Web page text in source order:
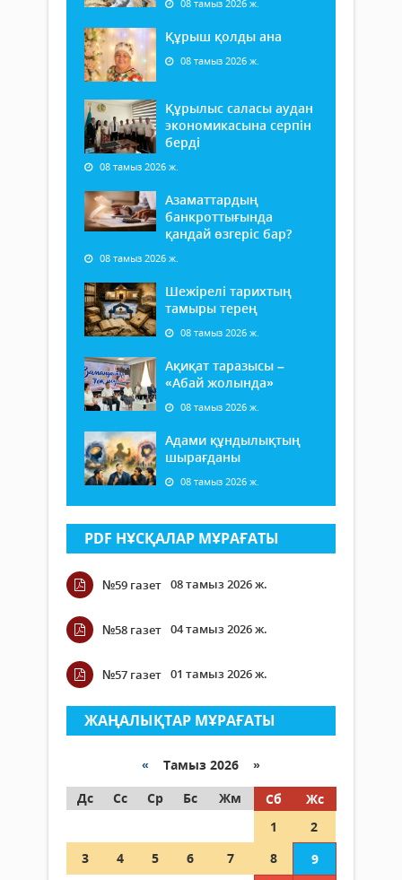
08 тамыз 2026 ж.
Құрыш қолды ана
08 тамыз 2026 ж.
Құрылыс саласы аудан
экономикасына серпін
берді
08 тамыз 2026 ж.
Азаматтардың
банкроттығында
қандай өзгеріс бар?
08 тамыз 2026 ж.
Шежірелі тарихтың
тамыры терең
08 тамыз 2026 ж.
Ақиқат таразысы –
«Абай жолында»
08 тамыз 2026 ж.
Адами құндылықтың
шырағданы
08 тамыз 2026 ж.
PDF НҰСҚАЛАР МҰРАҒАТЫ
№59 газет 08 тамыз 2026 ж.
№58 газет 04 тамыз 2026 ж.
№57 газет 01 тамыз 2026 ж.
ЖАҢАЛЫҚТАР МҰРАҒАТЫ
« Тамыз 2026 »
Дс
Сс Ср Бс Жм Сб
Жс
1
2
3
4 5 6 7 8
9